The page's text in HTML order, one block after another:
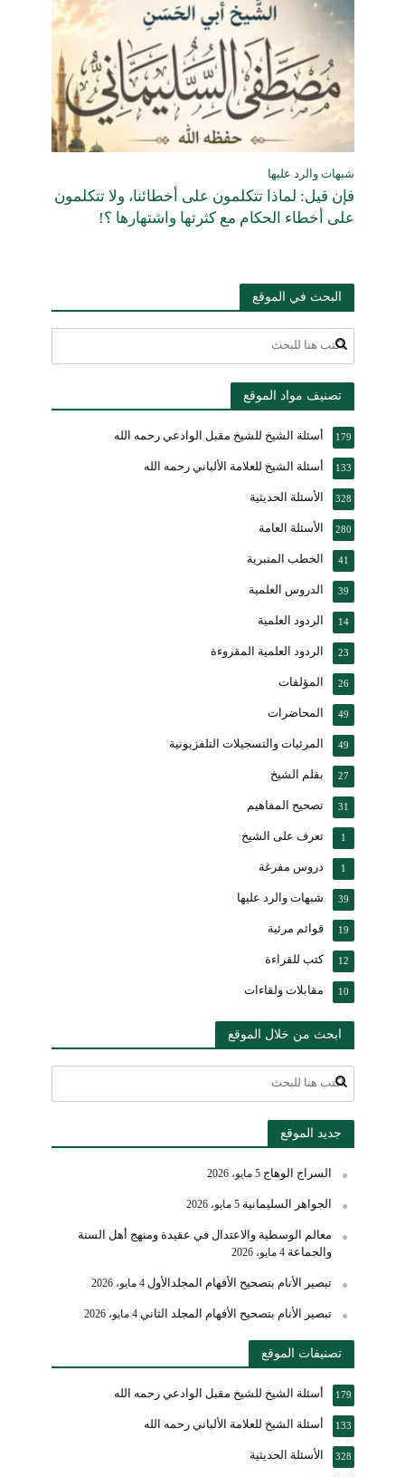
شبهات والرد عليها
فإن قيل: لماذا تتكلمون على أخطائنا، ولا تتكلمون
على أخطاء الحكام مع كثرتها واشتهارها ؟!
البحث في الموقع
تصنيف مواد الموقع
أسئلة الشيخ للشيخ مقبل الوادعي رحمه الله 179
أسئلة الشيخ للعلامة الألباني رحمه الله 133
الأسئلة الحديثية 328
الأسئلة العامة 280
الخطب المنبرية 41
الدروس العلمية 39
الردود العلمية 14
الردود العلمية المقروءة 23
المؤلفات 26
المحاضرات 49
المرئيات والتسجيلات التلفزيونية 49
بقلم الشيخ 27
تصحيح المفاهيم 31
تعرف على الشيخ 1
دروس مفرغة 1
شبهات والرد عليها 39
قوائم مرئية 19
كتب للقراءة 12
مقابلات ولقاءات 10
ابحث من خلال الموقع
جديد الموقع
السراج الوهاج 5 مايو، 2026
الجواهر السليمانية 5 مايو، 2026
معالم الوسطية والاعتدال في عقيدة ومنهج أهل السنة
والجماعة 4 مايو، 2026
تبصير الأنام بتصحيح الأفهام المجلدالأول 4 مايو، 2026
تبصير الأنام بتصحيح الأفهام المجلد الثاني 4 مايو، 2026
تصنيفات الموقع
أسئلة الشيخ للشيخ مقبل الوادعي رحمه الله 179
أسئلة الشيخ للعلامة الألباني رحمه الله 133
الأسئلة الحديثية 328